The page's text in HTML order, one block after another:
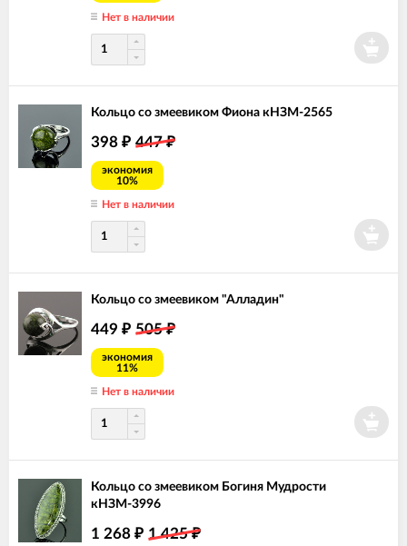
Нет в наличии
Кольцо со змеевиком Фиона кНЗМ-2565
398 ₽ 447₽
экономия
10%
Нет в наличии
Кольцо со змеевиком "Алладин"
449 ₽ 505₽
экономия
11%
Нет в наличии
Кольцо со змеевиком Богиня Мудрости
кНЗМ-3996
1 268 ₽ 1 425₽